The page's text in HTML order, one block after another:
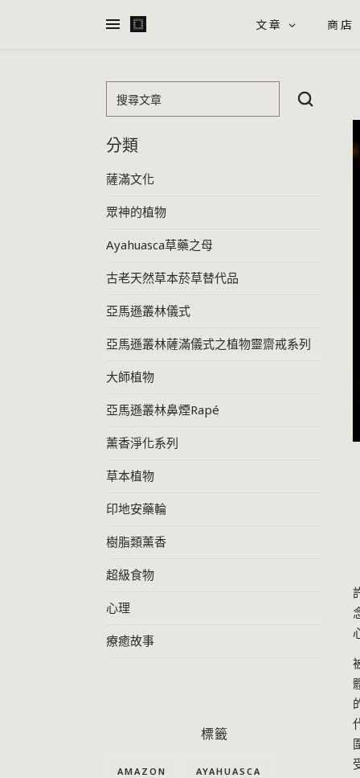
文章 商店
搜尋文章
分類
薩滿文化
眾神的植物
Ayahuasca草藥之母
古老天然草本菸草替代品
亞馬遜叢林儀式
亞馬遜叢林薩滿儀式之植物靈齋戒系列
大師植物
亞馬遜叢林鼻煙Rapé
薰香淨化系列
草本植物
印地安藥輪
樹脂類薰香
超級食物
心理
療癒故事
標籤
AMAZON AYAHUASCA